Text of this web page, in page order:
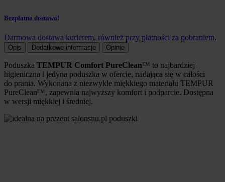
Bezpłatna dostawa!
Darmowa dostawa kurierem, również przy płatności za pobraniem.
Opis Dodatkowe informacje Opinie
Poduszka TEMPUR Comfort PureClean™ to najbardziej
higieniczna i jedyna poduszka w ofercie, nadająca się w całości
do prania. Wykonana z niezwykle miękkiego materiału TEMPUR
PureClean™, zapewnia najwyższy komfort i podparcie. Dostępna
w wersji miękkiej i średniej.